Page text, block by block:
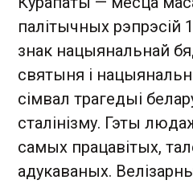
палітычных рэпрэсій
знак нацыянальнай
святыня і
сімвал трагедыі
сталінізму. Гэты
самых працавітых,
адукаваных.